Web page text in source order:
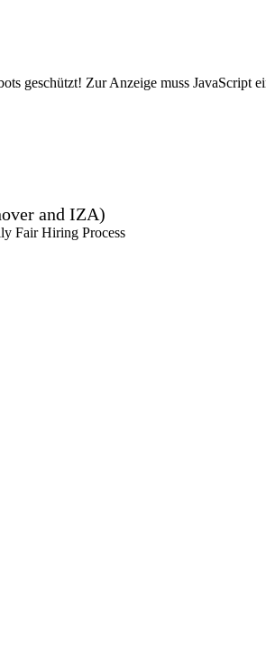
geschützt! Zur Anzeige muss JavaScript
and IZA)
Fair Hiring Process